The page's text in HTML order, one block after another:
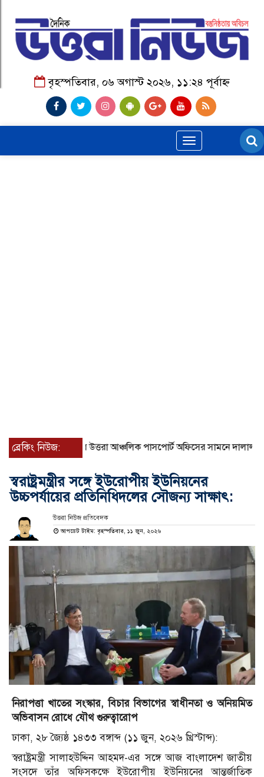
বৃহস্পতিবার, ০৬ অগাস্ট ২০২৬, ১১:২৪ পূর্বাহ্ন
Toggle
navigation
ব্রেকিং নিউজ:
রাজধানীর উত্তরা আঞ্চলিক পাসপোর্ট অফিসের সামনে দালাল চক্রের
স্বরাষ্ট্রমন্ত্রীর সঙ্গে ইউরোপীয় ইউনিয়নের
উচ্চপর্যায়ের প্রতিনিধিদলের সৌজন্য সাক্ষাৎ:
উত্তরা নিউজ প্রতিবেদক
আপডেট টাইম: বৃহস্পতিবার, ১১ জুন, ২০২৬
নিরাপত্তা খাতের সংস্কার, বিচার বিভাগের স্বাধীনতা ও অনিয়মিত
অভিবাসন রোধে যৌথ গুরুত্বারোপ
ঢাকা, ২৮ জ্যৈষ্ঠ ১৪৩৩ বঙ্গাব্দ (১১ জুন, ২০২৬ খ্রিস্টাব্দ):
স্বরাষ্ট্রমন্ত্রী সালাহউদ্দিন আহমদ-এর সঙ্গে আজ বাংলাদেশ জাতীয়
সংসদে তাঁর অফিসকক্ষে ইউরোপীয় ইউনিয়নের আন্তর্জাতিক